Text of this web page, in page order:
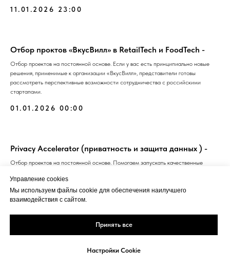
11.01.2026 23:00
Отбор проктов «ВкусВилл» в RetailTech и FoodTech -
Отбор проектов на постоянной основе. Если у вас есть принципиально новые
решения, применимые к организации «ВкусВилл», представители готовы
рассмотреть перспективные возможности сотрудничества с российскими
стартапами.
01.01.2026 00:00
Privacy Accelerator (приватность и защита данных ) -
Отбор проектов на постоянной основе. Помогаем запускать качественные
01.01.2026 00:00
Управление cookies
Мы используем файлы cookie для обеспечения наилучшего
взаимодействия с сайтом.
Принять все
Настройки Cookie